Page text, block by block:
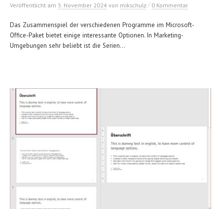
Veröffentlicht am 5. November 2024 von mikschulz / 0 Kommentar
Das Zusammenspiel der verschiedenen Programme im Microsoft-
Office-Paket bietet einige interessante Optionen. In Marketing-
Umgebungen sehr beliebt ist die Serien...